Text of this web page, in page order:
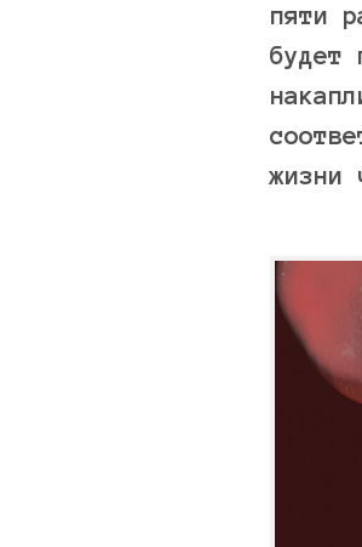
пяти
будет
жизни